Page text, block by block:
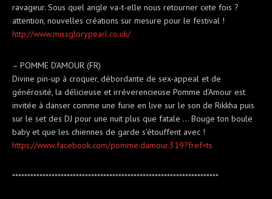
ravageur. Sous quel angle va-t-elle nous retourner cete fois ?
attention, nouvelles créations sur mesure pour le festival !
http://www.missglorypearl.co.uk/
– POMME D’AMOUR (FR)
Divine pin-up à croquer, débordante de sex-appeal et de
générosité, la délicieuse et irréverencieuse Pomme d’Amour est
invitée à danser comme une furie en live sur le son de Rikkha puis
sur le set des DJ pour une nuit plus que fatale … Bouge ton boule
baby et que les chiennes de garde s’étouffent avec !
https://www.facebook.com/pomme.damour.319?fref=ts
********************************************************************